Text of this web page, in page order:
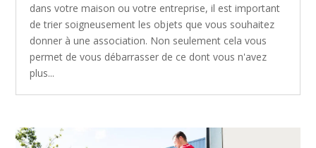
dans votre maison ou votre entreprise, il est important
de trier soigneusement les objets que vous souhaitez
donner à une association. Non seulement cela vous
permet de vous débarrasser de ce dont vous n'avez
plus...